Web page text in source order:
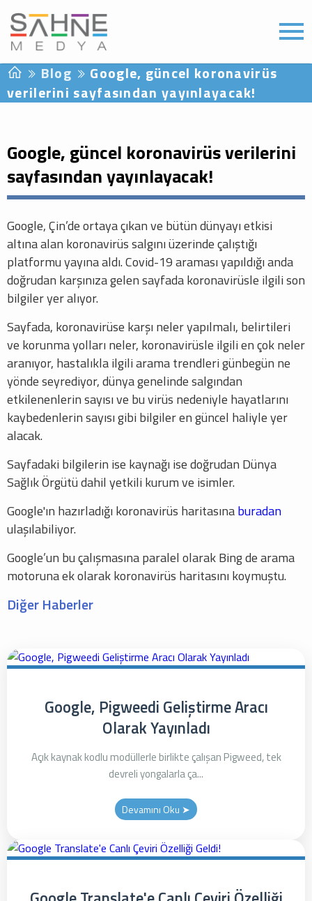
Blog
Google, güncel koronavirüs
verilerini sayfasından yayınlayacak!
Google, güncel koronavirüs verilerini
sayfasından yayınlayacak!
Google, Çin’de ortaya çıkan ve bütün dünyayı etkisi
altına alan koronavirüs salgını üzerinde çalıştığı
platformu yayına aldı. Covid-19 araması yapıldığı anda
doğrudan karşınıza gelen sayfada koronavirüsle ilgili son
bilgiler yer alıyor.
Sayfada, koronavirüse karşı neler yapılmalı, belirtileri
ve korunma yolları neler, koronavirüsle ilgili en çok neler
aranıyor, hastalıkla ilgili arama trendleri günbegün ne
yönde seyrediyor, dünya genelinde salgından
etkilenenlerin sayısı ve bu virüs nedeniyle hayatlarını
kaybedenlerin sayısı gibi bilgiler en güncel haliyle yer
alacak.
Sayfadaki bilgilerin ise kaynağı ise doğrudan Dünya
Sağlık Örgütü dahil yetkili kurum ve isimler.
Google'ın hazırladığı koronavirüs haritasınaburadan
ulaşılabiliyor.
Google’un bu çalışmasına paralel olarak Bing de arama
motoruna ek olarak koronavirüs haritasını koymuştu.
Diğer Haberler
Google, Pigweedi Geliştirme Aracı
Olarak Yayınladı
Açık kaynak kodlu modüllerle birlikte çalışan Pigweed, tek
devreli yongalarla ça...
Devamını Oku ➤